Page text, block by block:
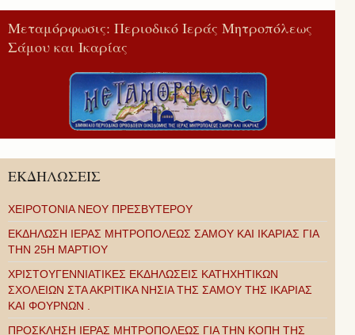
Μεταμόρφωσις: Περιοδικό Ιεράς Μητροπόλεως
Σάμου και Ικαρίας
ΕΚΔΗΛΩΣΕΙΣ
ΧΕΙΡΟΤΟΝΙΑ ΝΕΟΥ ΠΡΕΣΒΥΤΕΡΟΥ
ΕΚΔΗΛΩΣΗ ΙΕΡΑΣ ΜΗΤΡΟΠΟΛΕΩΣ ΣΑΜΟΥ ΚΑΙ ΙΚΑΡΙΑΣ ΓΙΑ
ΤΗΝ 25Η ΜΑΡΤΙΟΥ
ΧΡΙΣΤΟΥΓΕΝΝΙΑΤΙΚΕΣ ΕΚΔΗΛΩΣΕΙΣ ΚΑΤΗΧΗΤΙΚΩΝ
ΣΧΟΛΕΙΩΝ ΣΤΑ ΑΚΡΙΤΙΚΑ ΝΗΣΙΑ ΤΗΣ ΣΑΜΟΥ ΤΗΣ ΙΚΑΡΙΑΣ
ΚΑΙ ΦΟΥΡΝΩΝ .
ΠΡΟΣΚΛΗΣΗ ΙΕΡΑΣ ΜΗΤΡΟΠΟΛΕΩΣ ΓΙΑ ΤΗΝ ΚΟΠΗ ΤΗΣ